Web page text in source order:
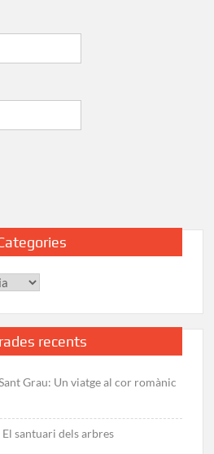
recents
Grau: Un viatge al cor romànic
El santuari dels arbres